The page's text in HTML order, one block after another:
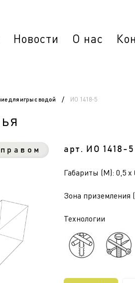
Новости О нас
для игры с водой / ИО 1418-5
арт. ИО 1418-5
Габариты (М): 0,5 x
Зона приземления
Технологии